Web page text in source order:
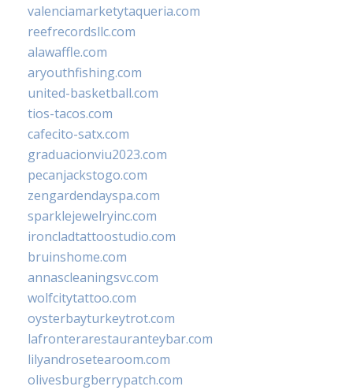
valenciamarketytaqueria.com
reefrecordsllc.com
alawaffle.com
aryouthfishing.com
united-basketball.com
tios-tacos.com
cafecito-satx.com
graduacionviu2023.com
pecanjackstogo.com
zengardendayspa.com
sparklejewelryinc.com
ironcladtattoostudio.com
bruinshome.com
annascleaningsvc.com
wolfcitytattoo.com
oysterbayturkeytrot.com
lafronterarestauranteybar.com
lilyandrosetearoom.com
olivesburgberrypatch.com